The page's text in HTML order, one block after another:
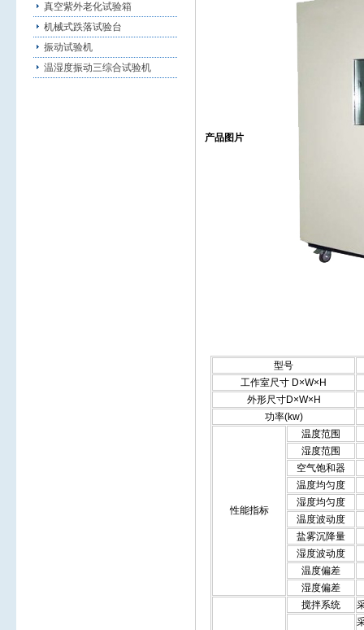
真空紫外老化试验箱
机械式跌落试验台
振动试验机
温湿度振动三综合试验机
产品图片
型号
工作室尺寸 D×W×H
外形尺寸D×W×H
功率(kw)
性能指标
温度范围
湿度范围
空气饱和器
温度均匀度
湿度均匀度
温度波动度
盐雾沉降量
湿度波动度
温度偏差
湿度偏差
搅拌系统